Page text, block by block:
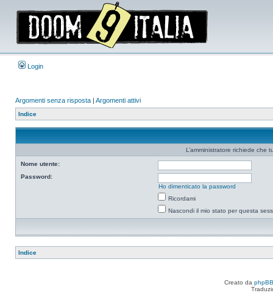
Login
Argomenti senza risposta | Argomenti attivi
Indice
L’amministratore richiede che
Nome utente:
Password:
Ho dimenticato la password
Ricordami
Nascondi il mio stato per questa
Indice
Creato da phpBB